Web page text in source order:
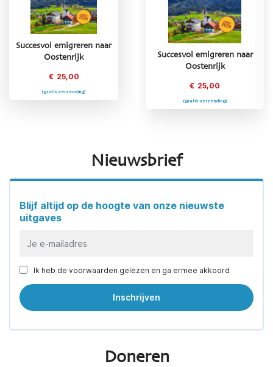
Succesvol emigreren naar
Oostenrijk
€ 25,00
(gratis verzending)
Succesvol emigreren naar
(gratis verzending)
Succesvol emigreren naar
Frankrijk
€ 25,00
(gratis verzending)
Nieuwsbrief
Blijf altijd op de hoogte van onze nieuwste
uitgaves
Ik heb de voorwaarden gelezen en ga ermee akkoord
Doneren